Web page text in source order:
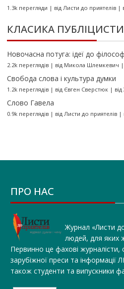
1.3k перегляди | від Листи до приятелів|
КЛАСИКА
Новочасна потуга: ідеї до
2.2k переглядів| від Микола Шлемкевич |
Свобода слова і культура думки
1.2k переглядів| від Євген Сверстюк|
Слово Гавела
0.9k переглядів| від Листи до приятелів|
ПРО НАС
Журнал «Листи
людей, для яких
Первинно це фахові журналісти,
зарубіжної преси та інформації
також студенти та випускники